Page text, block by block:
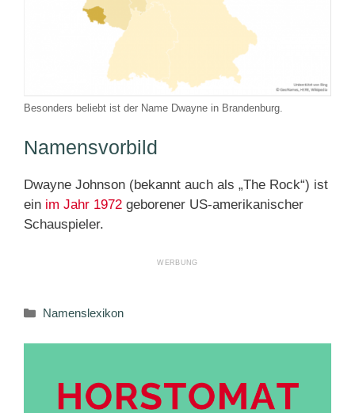
Besonders beliebt ist der Name Dwayne in Brandenburg.
Namensvorbild
Dwayne Johnson (bekannt auch als „The Rock“) ist
ein im Jahr 1972 geborener US-amerikanischer
Schauspieler.
Kategorien
Namenslexikon